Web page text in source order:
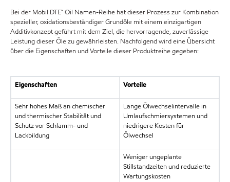
Bei der Mobil DTE™ Oil Namen-Reihe hat dieser Prozess zur Kombination
spezieller, oxidationsbeständiger Grundöle mit einem einzigartigen
Additivkonzept geführt mit dem Ziel, die hervorragende, zuverlässige
Leistung dieser Öle zu gewährleisten. Nachfolgend wird eine Übersicht
über die Eigenschaften und Vorteile dieser Produktreihe gegeben:
Eigenschaften Vorteile
Sehr hohes Maß an chemischer
und thermischer Stabilität und
Schutz vor Schlamm- und
Lackbildung
Lange Ölwechselintervalle in
Umlaufschmiersystemen und
niedrigere Kosten für
Ölwechsel
Weniger ungeplante
Stillstandzeiten und reduzierte
Wartungskosten